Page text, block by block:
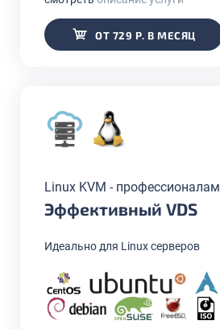
ОТ 729 Р. В МЕСЯЦ
Linux KVM - профессионалам
Эффективный VDS
Идеально для Linux серверов